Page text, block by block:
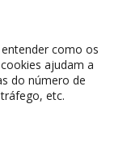
como os
ajudam a
do número de
etc.